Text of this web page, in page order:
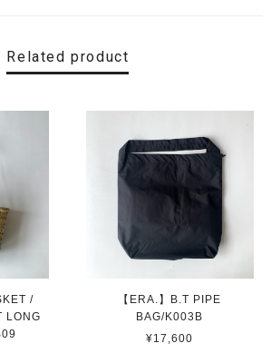
Related product
/
LONG
【ERA.】B.T PIPE
BAG/K003B
¥17,600